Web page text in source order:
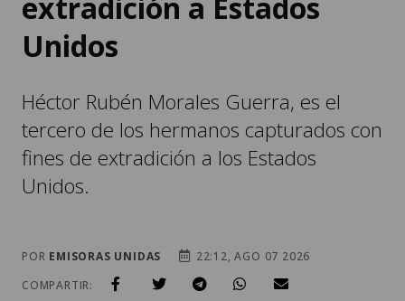
extradición a Estados
Unidos
Héctor Rubén Morales Guerra, es el
tercero de los hermanos capturados con
fines de extradición a los Estados
Unidos.
POR EMISORAS UNIDAS
22:12, AGO 07 2026
COMPARTIR: